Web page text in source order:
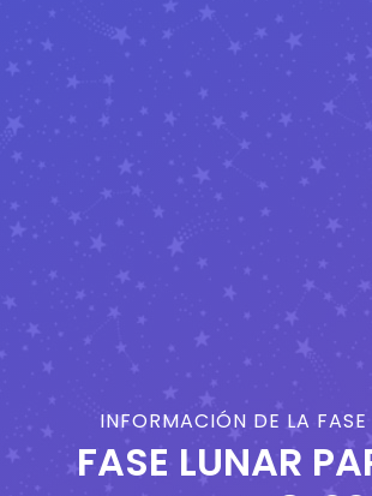
INFORMACIÓN DE LA FASE
FASE LUNAR